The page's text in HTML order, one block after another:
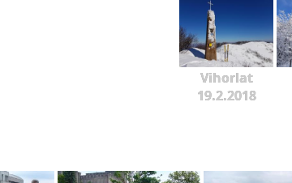
Vihorlat
19.2.2018